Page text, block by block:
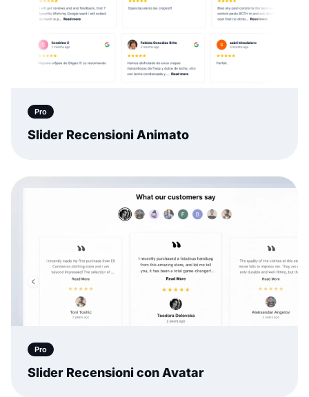
Pro
Slider Recensioni Animato
Pro
Slider Recensioni con Avatar